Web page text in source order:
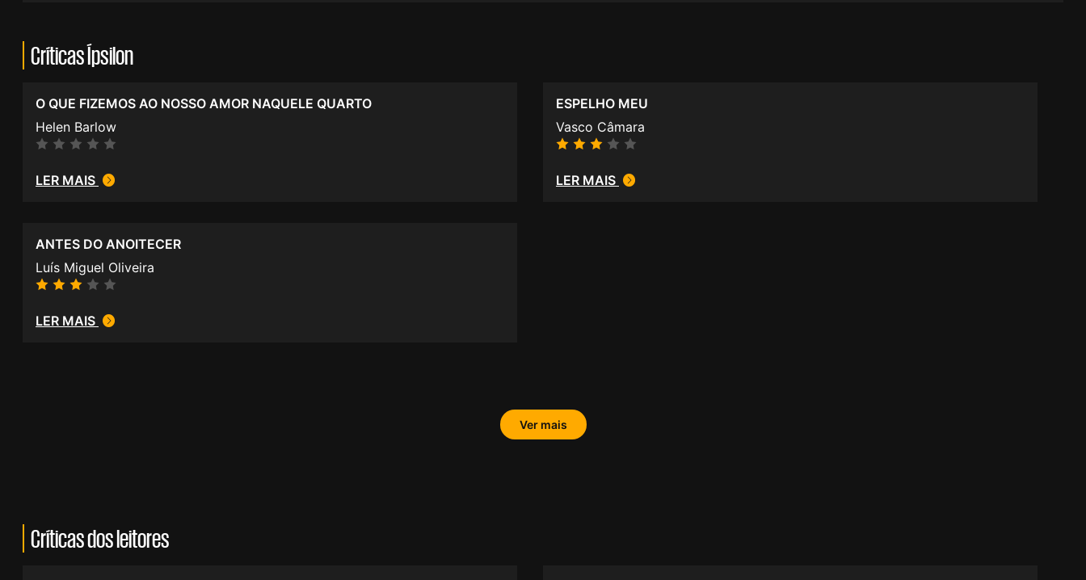
Críticas Ípsilon
O QUE FIZEMOS AO NOSSO AMOR NAQUELE QUARTO
Helen Barlow
LER MAIS
ESPELHO MEU
Vasco Câmara
LER MAIS
ANTES DO ANOITECER
Luís Miguel Oliveira
LER MAIS
Ver mais
Críticas dos leitores